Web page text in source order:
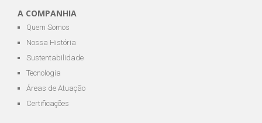
A COMPANHIA
Quem Somos
Nossa História
Sustentabilidade
Tecnologia
Áreas de Atuação
Certificações